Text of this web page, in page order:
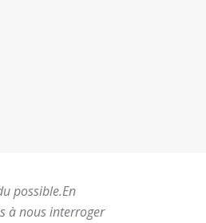
possible.En
à nous interroger